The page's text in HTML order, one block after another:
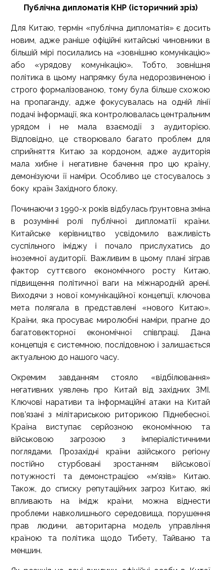
Публічна дипломатія КНР (історичний зріз)
Для Китаю, термін «публічна дипломатія» є досить
новим, адже раніше офіційні китайські чиновники в
більшій мірі посилались на «зовнішню комунікацію»
або «урядову комунікацію». Тобто, зовнішня
політика в цьому напрямку була недорозвиненою і
строго формалізованою, тому була більше схожою
на пропаганду, адже фокусувалась на одній лінії
подачі інформації, яка контролювалась центральним
урядом і не мала взаємодії з аудиторією.
Відповідно, це створювало багато проблем для
сприйняття Китаю за кордоном, адже аудиторія
мала хибне і негативне бачення про цю країну,
демонізуючи її наміри. Особливо це стосувалось з
боку країн Західного блоку.
Починаючи з 1990-х років відбулась ґрунтовна зміна
в розумінні ролі публічної дипломатії країни.
Китайське керівництво усвідомило важливість
суспільного іміджу і почало прислухатись до
іноземної аудиторії. Важливим в цьому плані зіграв
фактор суттєвого економічного росту Китаю,
підвищення політичної ваги на міжнародній арені.
Виходячи з нової комунікаційної концепції, ключова
мета полягала в представлені «нового Китаю».
Країни, яка просуває миролюбні наміри, прагне до
багатовекторної економічної співпраці. Дана
концепція є системною, послідовною і залишається
актуальною до нашого часу.
Окремим завданням стояло «відбілювання»
негативних уявлень про Китай від західних ЗМІ.
Ключові наративи та інформаційні атаки на Китай
пов’язані з мілітариською риторикою Піднебесної.
Країна виступає серйозною економічною та
військовою загрозою з імперіалістичними
поглядами. Прозахідні країни азійського регіону
постійно стурбовані зростанням військової
потужності та демонстрацією «м’язів» Китаю.
Також, до списку репутаційних загроз Китаю, які
впливають на імідж країни, можна віднести
проблеми навколишнього середовища, порушення
прав людини, авторитарна модель управління
країною та політика щодо Тибету, Тайваню та
меншин.